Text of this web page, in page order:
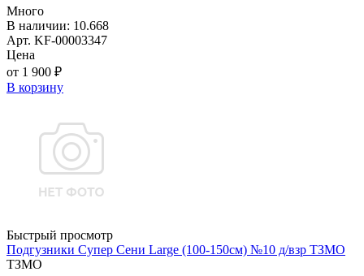
Много
В наличии: 10.668
Арт. KF-00003347
Цена
от 1 900 ₽
В корзину
Быстрый просмотр
Подгузники Супер Сени Large (100-150см) №10 д/взр ТЗМО
ТЗМО